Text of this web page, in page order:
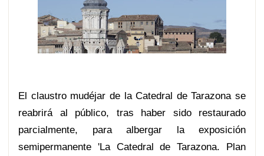
El claustro mudéjar de la Catedral de Tarazona se
reabrirá al público, tras haber sido restaurado
parcialmente, para albergar la exposición
semipermanente 'La Catedral de Tarazona. Plan